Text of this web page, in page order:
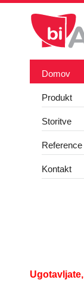
Domov
Produkt
Storitve
Reference
Kontakt
Ugotavljate,